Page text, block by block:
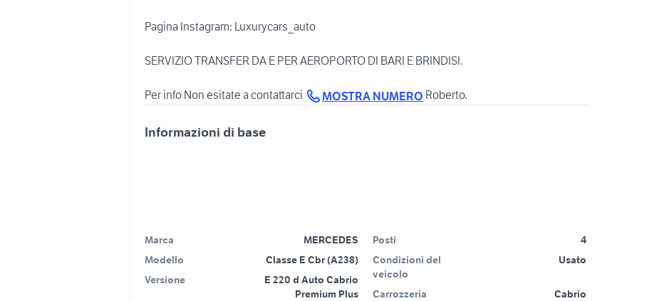
Pagina Instagram: Luxurycars_auto
SERVIZIO TRANSFER DA E PER AEROPORTO DI BARI E BRINDISI.
Per info Non esitate a contattarci MOSTRA NUMERO
Informazioni di base
Marca
MERCEDES
Modello
Classe E Cbr (A238)
Versione
E 220 d Auto Cabrio
Premium Plus
Posti
4
Condizioni del
veicolo
Usato
Carrozzeria
Cabrio